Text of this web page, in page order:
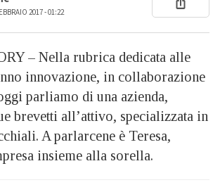
2017 - 01:22
– Nella rubrica dedicata alle
innovazione, in collaborazione
parliamo di una azienda,
brevetti all’attivo, specializzata in
A parlarcene è Teresa,
insieme alla sorella.